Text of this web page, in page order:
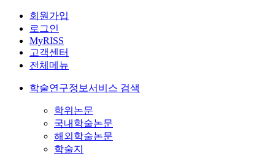
회원가입
로그인
MyRISS
고객센터
전체메뉴
학술연구정보서비스 검색
학위논문
국내학술논문
해외학술논문
학술지